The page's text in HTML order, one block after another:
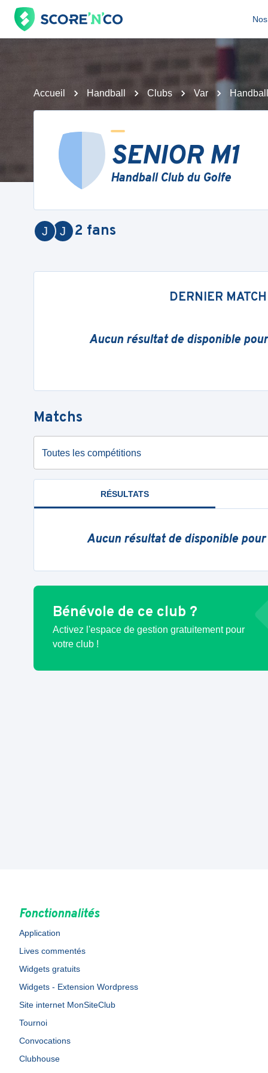
Accueil Handball Clubs Var
SENIOR M1
Handball Club du Golfe
J
J 2 fans
DERNIER MATCH
Aucun résultat de disponible
Matchs
Toutes les compétitions
RÉSULTATS
Aucun résultat de disponible
Bénévole de ce club ?
Activez l'espace de gestion gratuitement pour
votre club !
Fonctionnalités
Application
Lives commentés
Widgets gratuits
Widgets - Extension Wordpress
Site internet MonSiteClub
Tournoi
Convocations
Clubhouse